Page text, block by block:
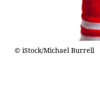
© iStock/Michael Burrell